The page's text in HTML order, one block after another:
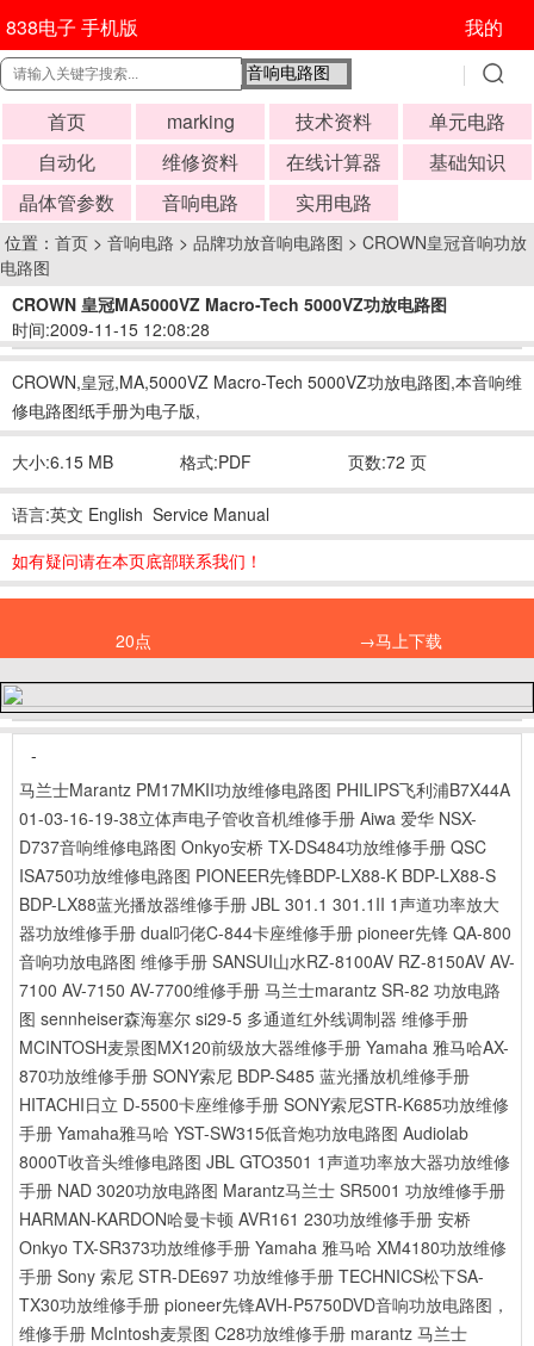
838电子 手机版 我的
首页 marking 技术资料
单元电路
自动化
维修资料 在线计算器
基础知识
晶体管参数
音响电路 实用电路
位置： 首页 > 音响电路 > 品牌功放音响电路图 > CROWN皇冠音响功放
电路图
CROWN 皇冠MA5000VZ Macro-Tech 5000VZ功放电路图
时间:2009-11-15 12:08:28
CROWN,皇冠,MA,5000VZ Macro-Tech 5000VZ功放电路图,本音响维
修电路图纸手册为电子版,
大小:6.15 MB 格式:PDF 页数:72 页
语言:英文 English Service Manual
如有疑问请在本页底部联系我们！
20点 →马上下载
-
马兰士Marantz PM17MKII功放维修电路图 PHILIPS飞利浦B7X44A
01-03-16-19-38立体声电子管收音机维修手册 Aiwa 爱华 NSX-
D737音响维修电路图 Onkyo安桥 TX-DS484功放维修手册 QSC
ISA750功放维修电路图 PIONEER先锋BDP-LX88-K BDP-LX88-S
BDP-LX88蓝光播放器维修手册 JBL 301.1 301.1II 1声道功率放大
器功放维修手册 dual叼佬C-844卡座维修手册 pioneer先锋 QA-800
音响功放电路图 维修手册 SANSUI山水RZ-8100AV RZ-8150AV AV-
7100 AV-7150 AV-7700维修手册 马兰士marantz SR-82 功放电路
图 sennheiser森海塞尔 si29-5 多通道红外线调制器 维修手册
MCINTOSH麦景图MX120前级放大器维修手册 Yamaha 雅马哈AX-
870功放维修手册 SONY索尼 BDP-S485 蓝光播放机维修手册
HITACHI日立 D-5500卡座维修手册 SONY索尼STR-K685功放维修
手册 Yamaha雅马哈 YST-SW315低音炮功放电路图 Audiolab
8000T收音头维修电路图 JBL GTO3501 1声道功率放大器功放维修
手册 NAD 3020功放电路图 Marantz马兰士 SR5001 功放维修手册
HARMAN-KARDON哈曼卡顿 AVR161 230功放维修手册 安桥
Onkyo TX-SR373功放维修手册 Yamaha 雅马哈 XM4180功放维修
手册 Sony 索尼 STR-DE697 功放维修手册 TECHNICS松下SA-
TX30功放维修手册 pioneer先锋AVH-P5750DVD音响功放电路图，
维修手册 McIntosh麦景图 C28功放维修手册 marantz 马兰士